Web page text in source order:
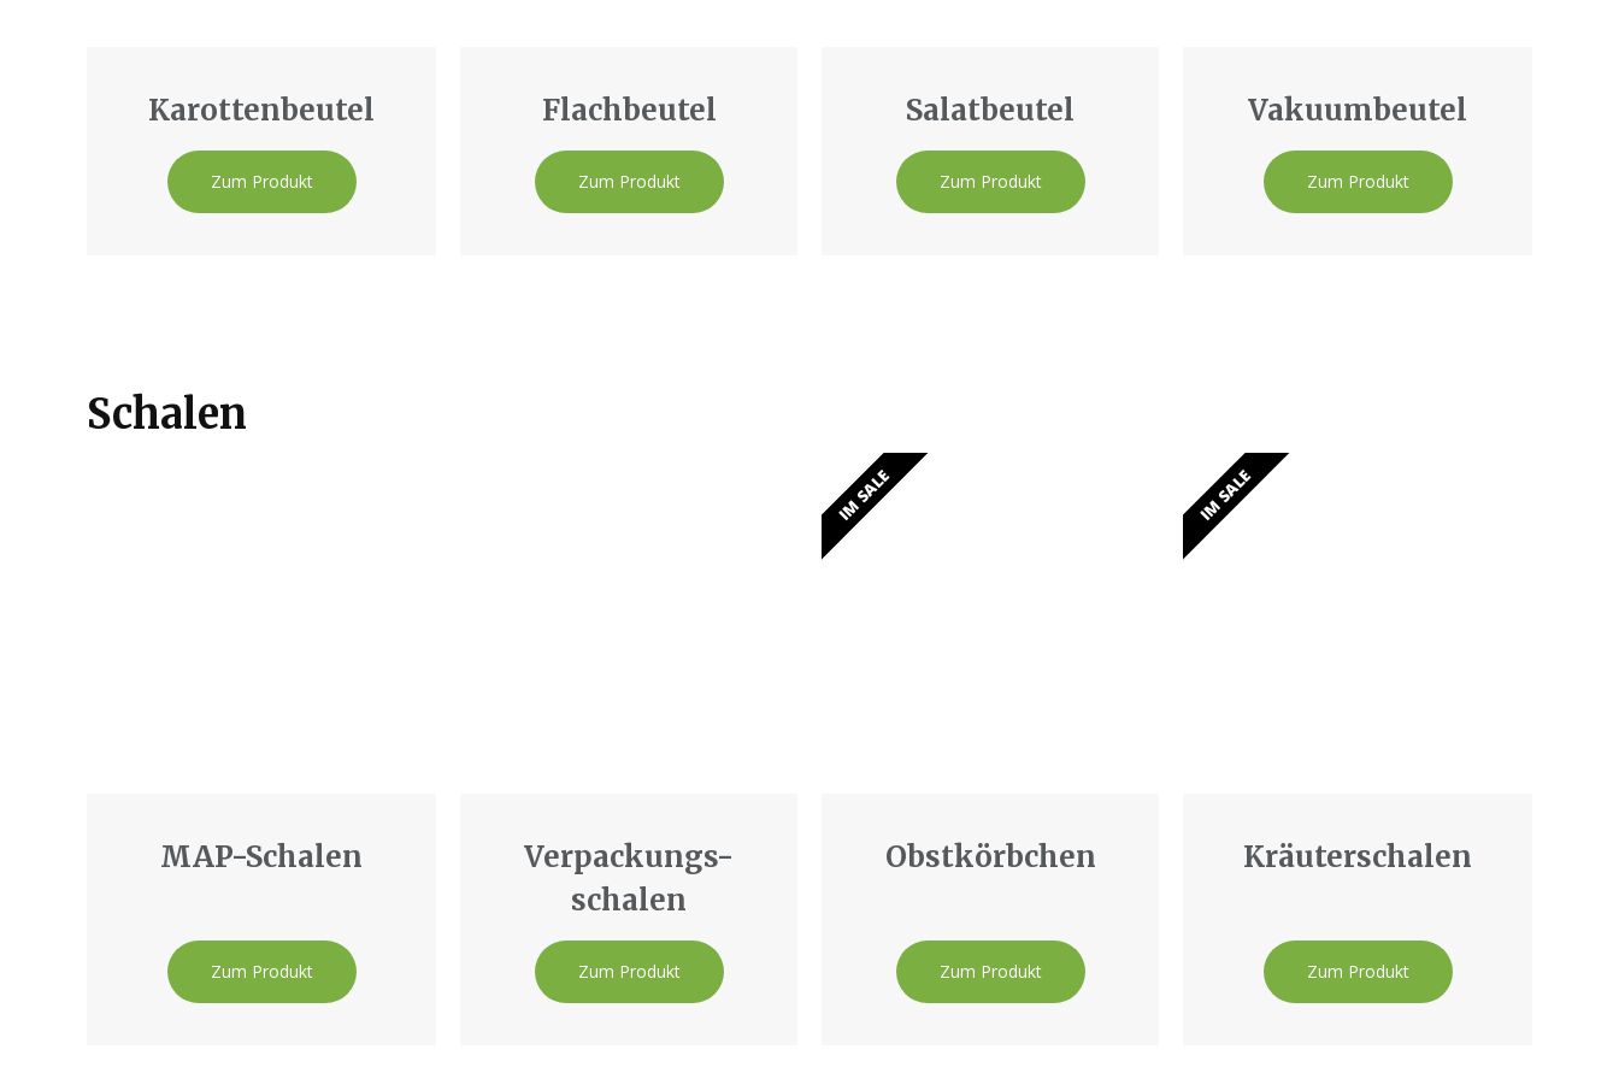
Karottenbeutel
Zum Produkt
Flachbeutel
Zum Produkt
Salatbeutel
Zum Produkt
Vakuumbeutel
Zum Produkt
Schalen
MAP-Schalen
Zum Produkt
Verpackungs-
schalen
Zum Produkt
Obstkörbchen
Zum Produkt
IM SALE
Kräuterschalen
Zum Produkt
IM SALE